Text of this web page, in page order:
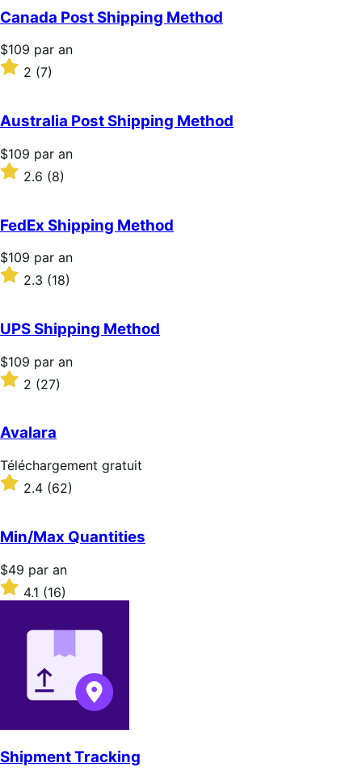
5 étoiles
Canada Post Shipping Method
Prix
$109
$109 par an
Noté
5 étoiles
2 (7)
Australia Post Shipping Method
Prix
$109
par
$109 par an
Noté
2.6
5 étoiles
2.6 (8)
FedEx Shipping Method
Prix
$109
$109 par an
Noté
5 étoiles
2.3 (18)
UPS Shipping Method
Prix
$109
par
$109 par an
Noté
2
5 étoiles
2 (27)
Avalara
Téléchargement
gratuit
Téléchargement gratuit
Noté
5 étoiles
2.4 (62)
Min/Max Quantities
Prix
$49
par
$49 par an
Noté
4.1
5 étoiles
4.1 (16)
Shipment Tracking